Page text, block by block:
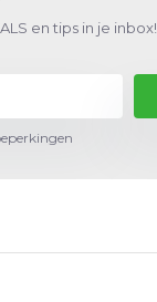
en tips in je inbox!